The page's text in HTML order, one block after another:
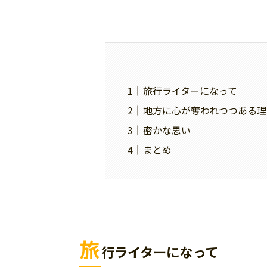
旅行ライターになって
地方に心が奪われつつある
密かな思い
まとめ
旅行ライターになって